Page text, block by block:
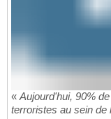
« Aujourd'hui, 90%
terroristes au sein de